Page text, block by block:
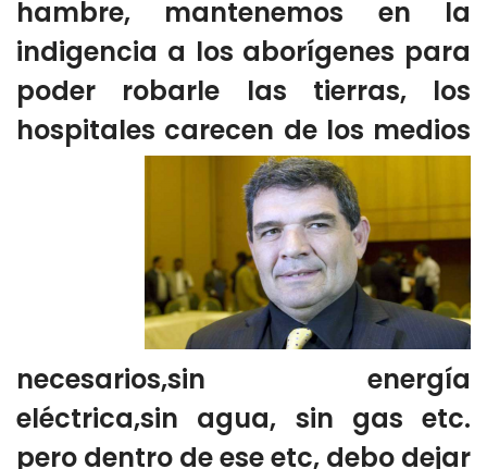
hambre, mantenemos en la
indigencia a los aborígenes para
poder robarle las tierras, los
hospitales carecen de los medios
necesarios,sin energía
eléctrica,sin agua, sin gas etc.
pero dentro de ese etc, debo dejar